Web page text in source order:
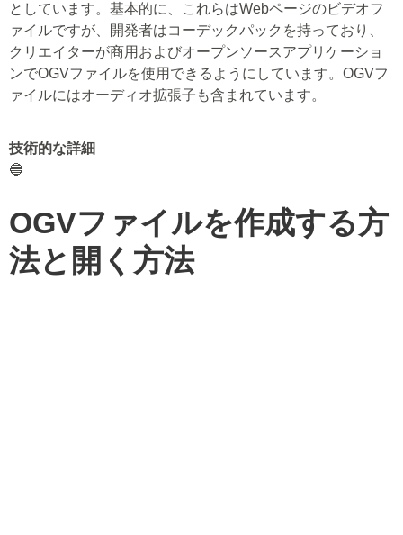
としています。基本的に、これらはWebページのビデオフ
ァイルですが、開発者はコーデックパックを持っており、
クリエイターが商用およびオープンソースアプリケーショ
ンでOGVファイルを使用できるようにしています。OGVフ
ァイルにはオーディオ拡張子も含まれています。
技術的な詳細
🔵
OGVファイルを作成する方
法と開く方法